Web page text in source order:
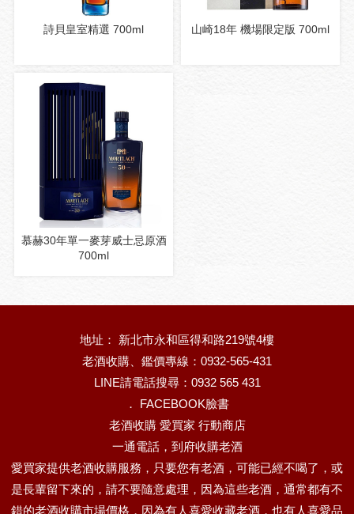
詩貝皇室精選 700ml 山崎18年 機場限定版 700ml
慕赫30年單一麥芽威士忌原酒
700ml
地址： 新北市永和區得和路219號4樓
老酒收購、鑑價專線：0932-565-431
LINE請電話搜尋：0932 565 431
． FACEBOOK臉書
老酒收購 愛買家 行動商店
一通電話，到府收購老酒
愛買家提供老酒收購服務，只要您有老酒，可能已經不喝了，或
是長輩留下來的，請不要隨意處理，因為這些老酒，通常都有不
錯的老酒收購市場價格，因為有人喜愛收藏老酒，也有人喜愛品